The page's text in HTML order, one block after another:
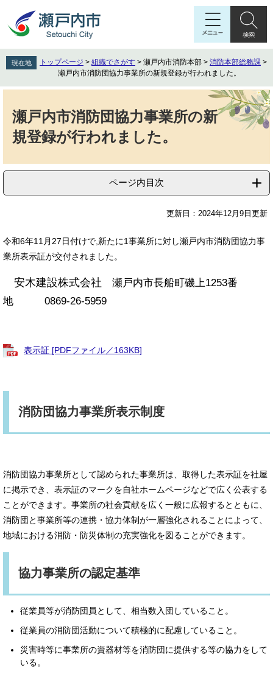
先
頭
を
飛
現在地 トップページ > 組織でさがす > 瀬戸内市消防本部 > 消防本部総務課 >
瀬戸内市消防団協力事業所の新規登録が行われました。
瀬戸内市消防団協力事業所の新
規登録が行われました。
ページ内目次
更新日：2024年12月9日更新
令和6年11月27日付けで,新たに1事業所に対し瀬戸内市消防団協力事
業所表示証が交付されました。
安木建設株式会社 瀬戸内市長船町磯上1253番
地 0869-26-5959
表示証 [PDFファイル／163KB]
消防団協力事業所表示制度
消防団協力事業所として認められた事業所は、取得した表示証を社屋
に掲示でき、表示証のマークを自社ホームページなどで広く公表する
ことができます。事業所の社会貢献を広く一般に広報するとともに、
消防団と事業所等の連携・協力体制が一層強化されることによって、
地域における消防・防災体制の充実強化を図ることができます。
協力事業所の認定基準
従業員等が消防団員として、相当数入団していること。
従業員の消防団活動について積極的に配慮していること。
災害時等に事業所の資器材等を消防団に提供する等の協力をして
いる。